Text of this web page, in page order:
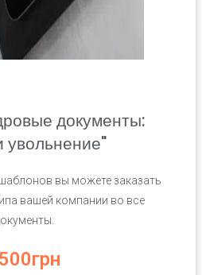
документы:
увольнение"
вы можете заказать
вашей компании во все